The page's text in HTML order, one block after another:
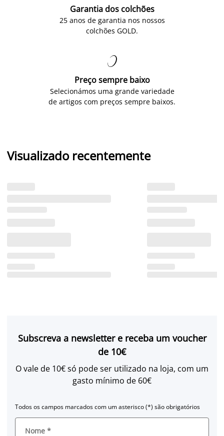
Garantia dos colchões
25 anos de garantia nos nossos
colchões GOLD.

Preço sempre baixo
Selecionámos uma grande variedade
de artigos com preços sempre baixos.
Visualizado recentemente
Subscreva a newsletter e receba um voucher
de 10€
O vale de 10€ só pode ser utilizado na loja, com um
gasto mínimo de 60€
Todos os campos marcados com um asterisco (*) são obrigatórios
Nome *